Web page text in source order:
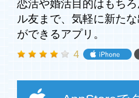
◆掲示板機能
ハッピーメールではお客様の
意。
を待ったりと自分に合った出
恋活や婚活目的はもち
ル友まで、気軽に新た
ができるアプリ。
4